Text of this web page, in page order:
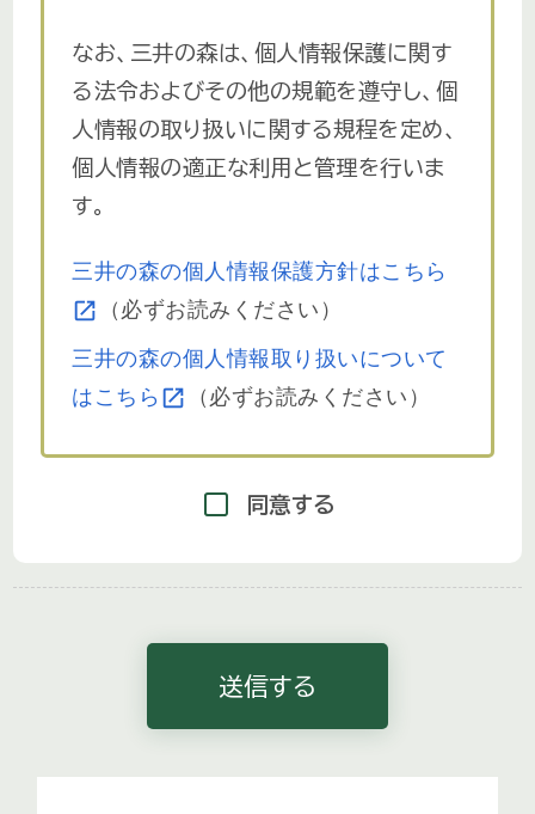
なお、三井の森は、個人情報保護に関す
る法令およびその他の規範を遵守し、個
人情報の取り扱いに関する規程を定め、
個人情報の適正な利用と管理を行いま
す。
三井の森の個人情報保護方針はこちら
（必ずお読みください）
三井の森の個人情報取り扱いについて
はこちら
（必ずお読みください）
同意する
送信する